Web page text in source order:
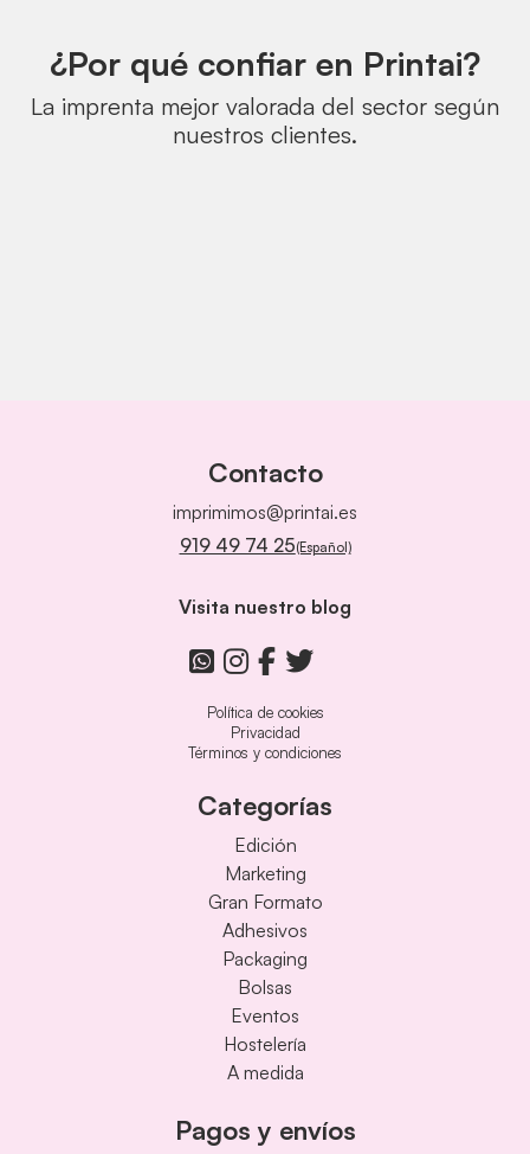
¿Por qué confiar en Printai?
La imprenta mejor valorada del sector según
nuestros clientes.
Contacto
imprimimos@printai.es
919 49 74 25(Español)
Visita nuestro blog
Política de cookies
Privacidad
Términos y condiciones
Categorías
Edición
Marketing
Gran Formato
Adhesivos
Packaging
Bolsas
Eventos
Hostelería
A medida
Pagos y envíos